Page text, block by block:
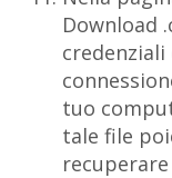
Download
credenziali
tuo
tale file